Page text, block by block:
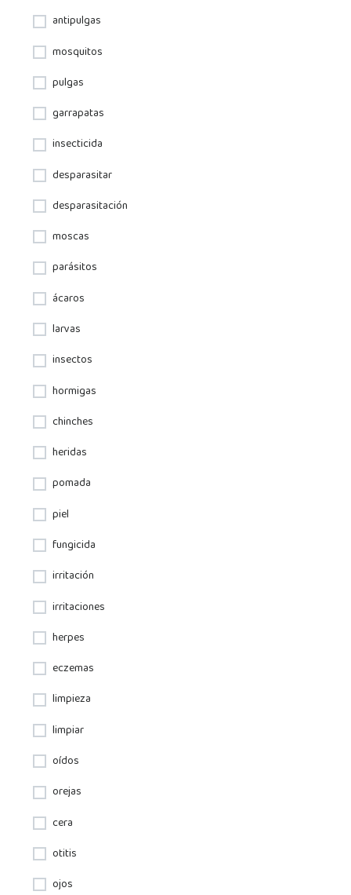
antipulgas
mosquitos
pulgas
garrapatas
insecticida
desparasitar
desparasitación
moscas
parásitos
ácaros
larvas
insectos
hormigas
chinches
heridas
pomada
piel
fungicida
irritación
irritaciones
herpes
eczemas
limpieza
limpiar
oídos
orejas
cera
otitis
ojos